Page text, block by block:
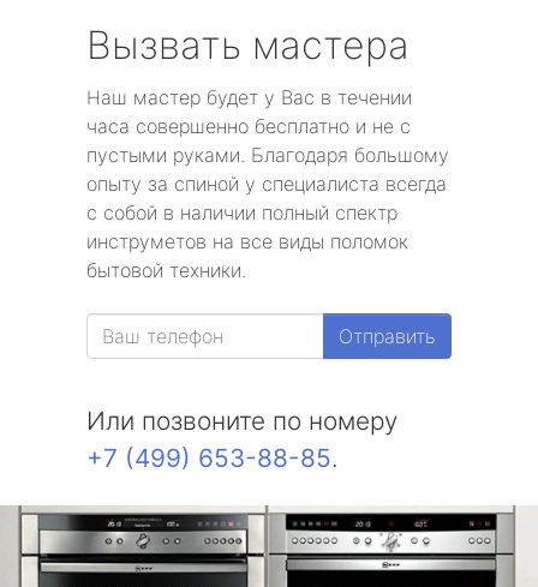
Вызвать мастера
Наш мастер будет у Вас в течении
часа совершенно бесплатно и не с
пустыми руками. Благодаря большому
опыту за спиной у специалиста всегда
с собой в наличии полный спектр
инструметов на все виды поломок
бытовой техники.
Отправить
Или позвоните по номеру
+7 (499) 653-88-85.